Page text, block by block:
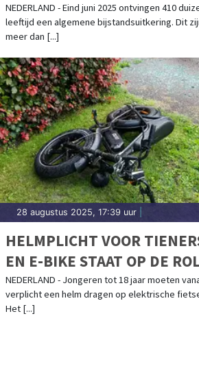
NEDERLAND - Eind juni 2025 ontvingen 410
leeftijd een algemene bijstandsuitkering. Dit
meer dan [...]
28 augustus 2025, 17:39 uur
HELMPLICHT VOOR
EN E-BIKE STAAT OP DE
NEDERLAND - Jongeren tot 18 jaar moeten
verplicht een helm dragen op elektrische
Het [...]